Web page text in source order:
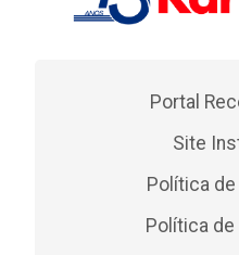
Portal
Site
Política
Política